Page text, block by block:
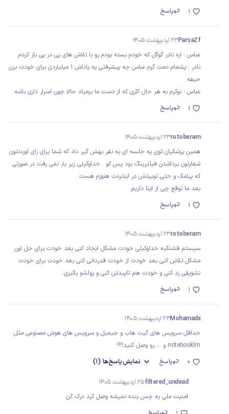
پاسخ
1
ParsaZf23 اردیبهشت 1405
عباس : اره نادر گوگل که خودم بسته بودم رو با تلاش های پی در پی باز کردم
نادر : پشمام دمت گرم عباس چه پیشرفتی یه پاداش ۱ میلیاردی برای خودت بزن
حیفه
عباس : نوکرم به هر حال کاری که از دست ما برمیاد حالا چون اسرار داری باشه
پاسخ
1
rotoberam23 اردیبهشت 1405
همین پزشکیان توی یه جلسه ای یه نفر بهش گیر داد که شما برای رای اوردنتون
شعارتون برداشتن فیلترینگ بود پس کو . حداوکیلی زیر بار نمی رفت در صورتی
که پیامک و حتی توییتش در اینترنت هنوزم هست .
بعد ما توقع چی از اینا داریم .
پاسخ
1
rotoberam23 اردیبهشت 1405
سیستم قشنگیه خداوکیلی خودت مشکل ایجاد کنی بعد خودت برای حل اون
مشکل تلاش کنی بعد خودت از خودت قدردانی کنی بعد خودت برای خودت
تشویقی رد کنی و خودت هم تاییدش کنی و پولشو بگیری.
پاسخ
1
Mohamadx23 اردیبهشت 1405
حداقل سرویس های گیت هاب و جیمیل و سرویس های هوش مصنوعی مثل
notebooklm و ... رو وصل کنید!!!!
پاسخ
نمایشپاسخ‌ها (1) 0
filtered_undead25 اردیبهشت 1405
امنیت ملی به چس بنده نمیشه وصل کرد درک کن